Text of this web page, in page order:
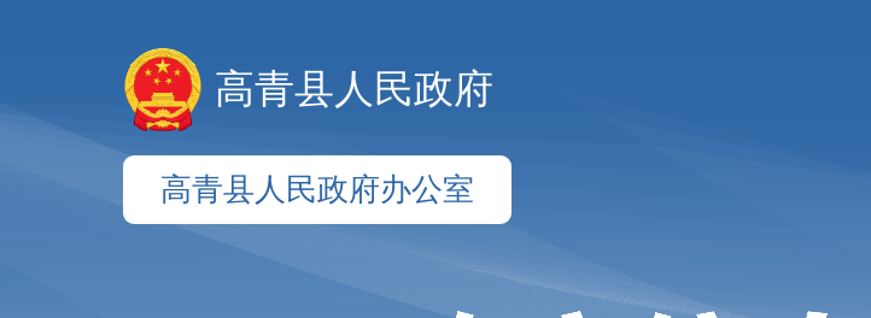
高青县人民政府
高青县人民政府办公室